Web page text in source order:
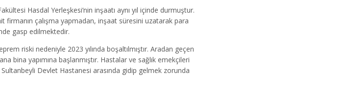
Hasdal Yerleşkesi’nin inşaatı aynı yıl içinde durmuştur.
firmanın çalışma yapmadan, inşaat süresini uzatarak para
gasp edilmektedir.
riski nedeniyle 2023 yılında boşaltılmıştır. Aradan geçen
bina yapımına başlanmıştır. Hastalar ve sağlık emekçileri
Devlet Hastanesi arasında gidip gelmek zorunda